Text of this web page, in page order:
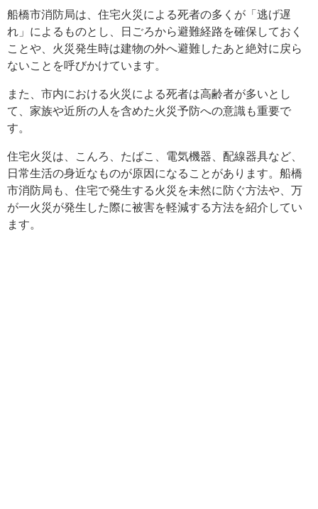
船橋市消防局は、住宅火災による死者の多くが「逃げ遅
れ」によるものとし、日ごろから避難経路を確保しておく
ことや、火災発生時は建物の外へ避難したあと絶対に戻ら
ないことを呼びかけています。
また、市内における火災による死者は高齢者が多いとし
て、家族や近所の人を含めた火災予防への意識も重要で
す。
住宅火災は、こんろ、たばこ、電気機器、配線器具など、
日常生活の身近なものが原因になることがあります。船橋
市消防局も、住宅で発生する火災を未然に防ぐ方法や、万
が一火災が発生した際に被害を軽減する方法を紹介してい
ます。